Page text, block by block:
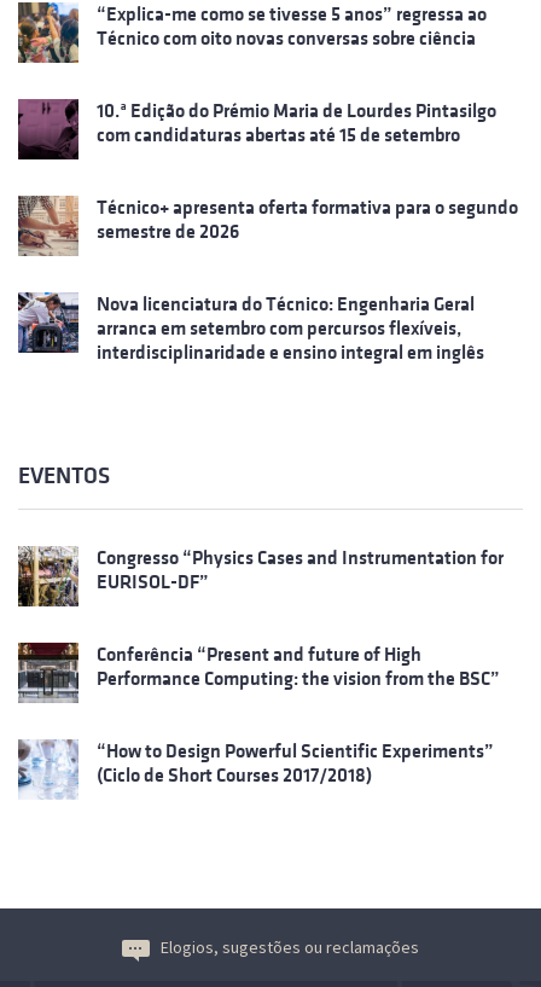
“Explica-me como se tivesse 5 anos” regressa ao
Técnico com oito novas conversas sobre ciência
10.ª Edição do Prémio Maria de Lourdes Pintasilgo
com candidaturas abertas até 15 de setembro
Técnico+ apresenta oferta formativa para o segundo
semestre de 2026
Nova licenciatura do Técnico: Engenharia Geral
arranca em setembro com percursos flexíveis,
interdisciplinaridade e ensino integral em inglês
EVENTOS
Congresso “Physics Cases and Instrumentation for
EURISOL-DF”
Conferência “Present and future of High
Performance Computing: the vision from the BSC”
“How to Design Powerful Scientific Experiments”
(Ciclo de Short Courses 2017/2018)
Elogios, sugestões ou reclamações